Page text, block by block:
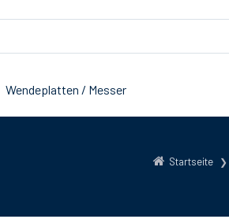
Wendeplatten / Messer
Startseite